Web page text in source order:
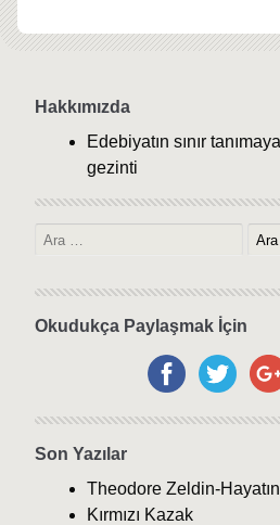
Hakkımızda
Edebiyatın sınır
gezinti
Okudukça Paylaşmak İçin
Son Yazılar
Theodore Zeldin-
Kırmızı Kazak